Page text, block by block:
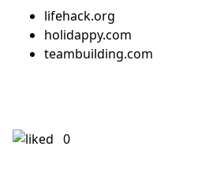
lifehack.org
holidappy.com
teambuilding.com
0